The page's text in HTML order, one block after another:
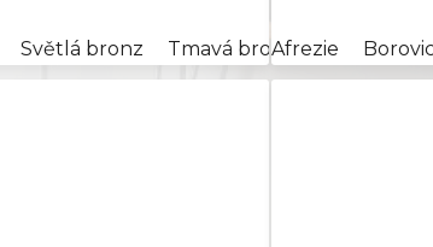
Olše 1
bílá 17271/0525 tmavě hnědá 17271/
Světlá bronz Tmavá bronz Zlatá
Afrezie